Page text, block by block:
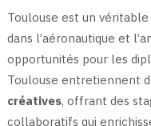
Toulouse est un véritable
dans l’aéronautique et
opportunités pour les
Toulouse entretiennent
créatives, offrant des
collaboratifs qui